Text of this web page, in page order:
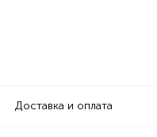
Доставка и оплата